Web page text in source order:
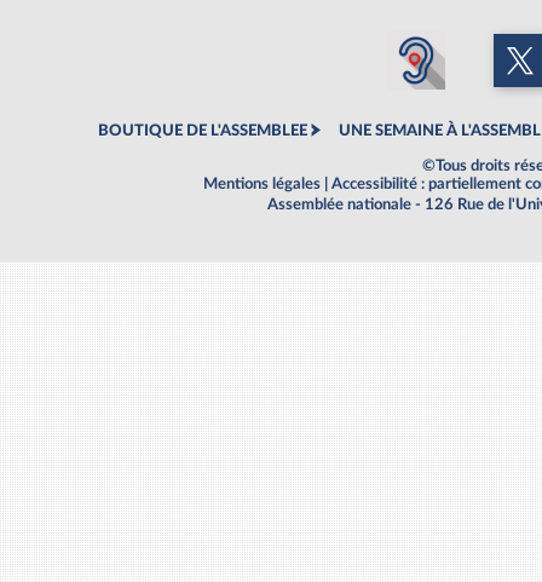
BOUTIQUE DE L'ASSEMBLEE UNE SEMAINE À
©Tous droits
Mentions légales
Accessibilité : partiellement
Assemblée nationale - 126 Rue de